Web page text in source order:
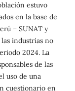
estuvo
en la base de
– SUNAT y
industrias no
2024. La
de las
uso de una
cuestionario en